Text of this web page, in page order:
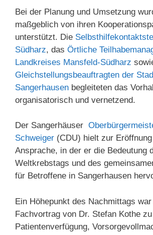
Bei der Planung und Umsetzung
maßgeblich von ihren
unterstützt. Die
Südharz, das Örtliche
Landkreises Mansfeld-Südharz
Gleichstellungsbeauftragten der
Sangerhausen begleiteten das
organisatorisch und vernetzend.
Der Sangerhäuser
Schweiger (CDU) hielt zur
Ansprache, in der er die Bedeutung
Weltkrebstags und des
für Betroffene in Sangerhausen
Ein Höhepunkt des Nachmittags
Fachvortrag von Dr. Stefan Kothe zu
Patientenverfügung,